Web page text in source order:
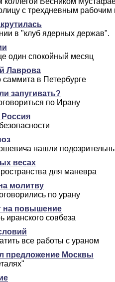
с трехдневным рабочим
в "клуб ядерных держав".
один спокойный месяц
Лаврова
в Петербурге
запугивать?
по Ирану
нашли
весах
для маневра
молитву
по урану
на повышение
иранского совбеза
все работы с ураном
предложение Москвы